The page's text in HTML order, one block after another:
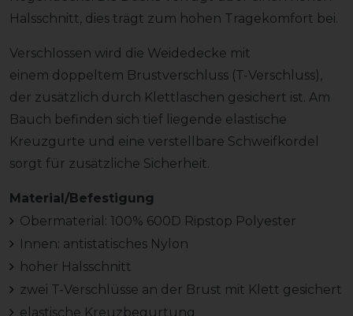
Halsschnitt, dies trägt zum hohen Tragekomfort bei.
Verschlossen wird die Weidedecke mit
einem doppeltem Brustverschluss (T-Verschluss),
der zusätzlich durch Klettlaschen gesichert ist. Am
Bauch befinden sich tief liegende elastische
Kreuzgurte und eine verstellbare Schweifkordel
sorgt für zusätzliche Sicherheit.
Material/Befestigung
Obermaterial: 100% 600D Ripstop Polyester
Innen: antistatisches Nylon
hoher Halsschnitt
zwei T-Verschlüsse an der Brust mit Klett gesichert
elastische Kreuzbegurtung